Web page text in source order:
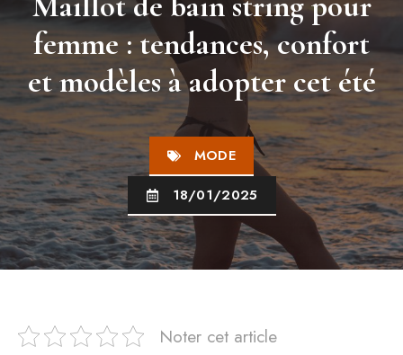
femme : tendances, confort
et modèles à adopter cet été
MODE
18/01/2025
Noter cet article